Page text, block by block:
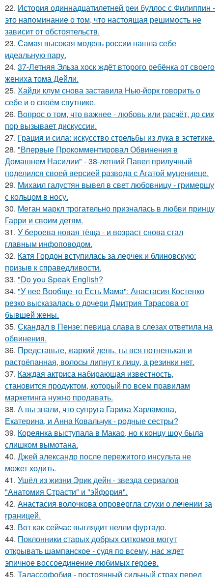
22. История одиннадцатилетней реи буллос с Филиппин -
это напоминание о том, что настоящая решимость не
зависит от обстоятельств.
23. Самая высокая модель россии нашла себе
идеальную пару.
24. 37-Летняя Эльза хоск ждёт второго ребёнка от своего
жениха тома Дейли.
25. Хайди клум снова заставила Нью-йорк говорить о
себе и о своём спутнике.
26. Вопрос о том, что важнее - любовь или расчёт, до сих
пор вызывает дискуссии.
27. Грация и сила: искусство стрельбы из лука в эстетике.
28. "Впервые Прокомментировал Обвинения в
Домашнем Насилии" - 38-летний Павел прилучный
поделился своей версией развода с Агатой муцениеце.
29. Михаил галустян вывел в свет любовницу - гримершу
с кольцом в носу.
30. Меган маркл трогательно призналась в любви принцу
Гарри и своим детям.
31. У бероева новая тёща - и возраст снова стал
главным инфоповодом.
32. Катя Гордон вступилась за лерчек и блиновскую:
призыв к справедливости.
33. "Do you Speak English?
34. "У нее Вообще-то Есть Мама": Анастасия Костенко
резко высказалась о дочери Дмитрия Тарасова от
бывшей жены.
35. Скандал в Пензе: певица слава в слезах ответила на
обвинения.
36. Представьте, жаркий день, ты вся потненькая и
растрёпанная, волосы липнут к лицу, а резинки нет.
37. Каждая актриса набирающая известность,
становится продуктом, который по всем правилам
маркетинга нужно продавать.
38. А вы знали, что супруга Гарика Харламова,
Екатерина, и Анна Ковальчук - родные сестры?
39. Кореянка выступала в Макао, но к концу шоу была
слишком вымотана.
40. Джей александр после пережитого инсульта не
может ходить.
41. Ушёл из жизни Эрик дейн - звезда сериалов
"Анатомия Страсти" и "эйфория".
42. Анастасия волочкова опровергла слухи о лечении за
границей.
43. Вот как сейчас выглядит нелли фуртадо.
44. Поклонники старых добрых ситкомов могут
открывать шампанское - судя по всему, нас ждет
эпичное воссоединение любимых героев.
45. Талассофобия - постоянный сильный страх перед